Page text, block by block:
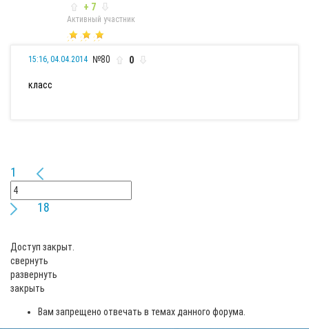
+ 7
Активный участник
15:16, 04.04.2014 №80 0
класс
1
18
Доступ закрыт.
свернуть
развернуть
закрыть
Вам запрещено отвечать в темах данного форума.